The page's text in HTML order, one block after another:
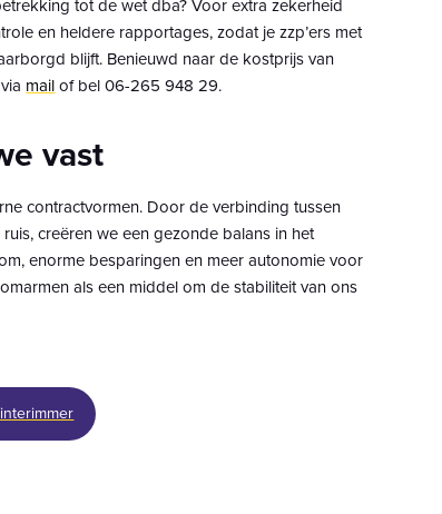
tot de wet dba? Voor extra zekerheid
en heldere rapportages, zodat je zzp’ers met
blijft. Benieuwd naar de kostprijs van
mailof bel 06-265 948 29.
vast
contractvormen. Door de verbinding tussen
creëren we een gezonde balans in het
enorme besparingen en meer autonomie voor
als een middel om de stabiliteit van ons